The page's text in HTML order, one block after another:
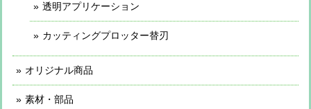
透明アプリケーション
カッティングプロッター替刃
オリジナル商品
素材・部品